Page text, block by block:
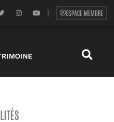
T
w
I
n
a
Y
o
ESPACE MEMBRE